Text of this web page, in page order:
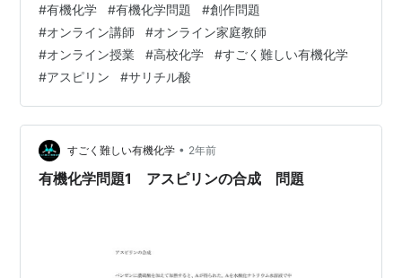
#有機化学 #有機化学問題 #創作問題
#オンライン講師 #オンライン家庭教師
#オンライン授業 #高校化学 #すごく難しい有機化学
#アスピリン #サリチル酸
すごく難しい有機化学 • 2年前
有機化学問題1 アスピリンの合成 問題